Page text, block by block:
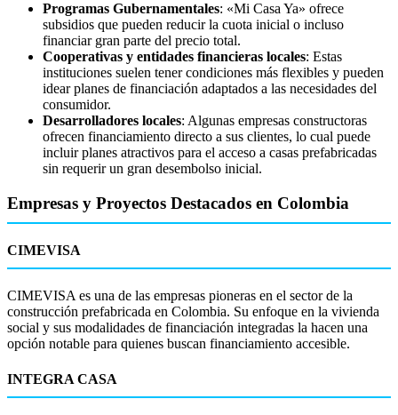
Programas Gubernamentales: «Mi Casa Ya» ofrece
subsidios que pueden reducir la cuota inicial o incluso
financiar gran parte del precio total.
Cooperativas y entidades financieras locales: Estas
instituciones suelen tener condiciones más flexibles y pueden
idear planes de financiación adaptados a las necesidades del
consumidor.
Desarrolladores locales: Algunas empresas constructoras
ofrecen financiamiento directo a sus clientes, lo cual puede
incluir planes atractivos para el acceso a casas prefabricadas
sin requerir un gran desembolso inicial.
Empresas y Proyectos Destacados en Colombia
CIMEVISA
CIMEVISA es una de las empresas pioneras en el sector de la
construcción prefabricada en Colombia. Su enfoque en la vivienda
social y sus modalidades de financiación integradas la hacen una
opción notable para quienes buscan financiamiento accesible.
INTEGRA CASA